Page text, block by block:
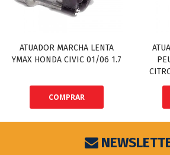
ATUADOR MARCHA LENTA
YMAX HONDA CIVIC 01/06 1.7
COMPRAR